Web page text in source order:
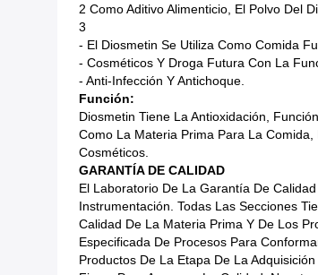
2 Como Aditivo Alimenticio, El Polvo Del
3
- El Diosmetin Se Utiliza Como Comida
- Cosméticos Y Droga Futura Con La
- Anti-Infección Y Antichoque.
Función:
Diosmetin Tiene La Antioxidación,
Como La Materia Prima Para La
Cosméticos.
GARANTÍA DE CALIDAD
El Laboratorio De La Garantía De
Instrumentación. Todas Las Secciones
Calidad De La Materia Prima Y De Los
Especificada De Procesos Para
Productos De La Etapa De La